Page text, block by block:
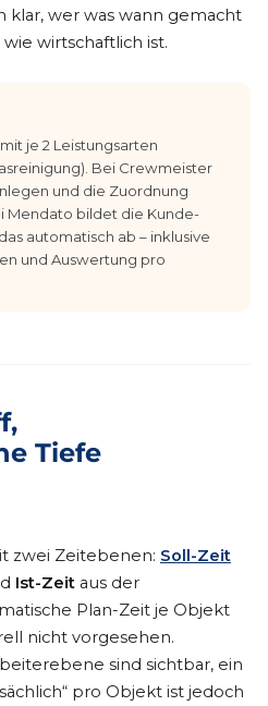
wer was wann gemacht
wirtschaftlich ist.
je 2 Leistungsarten
Bei Crewmeister
und die Zuordnung
Mendato bildet die Kunde-
automatisch ab – inklusive
und Auswertung pro
Tiefe
zwei Zeitebenen: Soll-Zeit
Ist-Zeit aus der
Plan-Zeit je Objekt
nicht vorgesehen.
sind sichtbar, ein
pro Objekt ist jedoch